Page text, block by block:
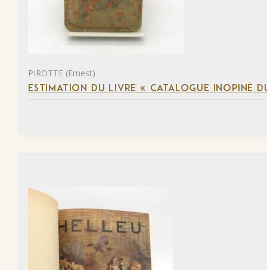
PIROTTE (Ernest)
ESTIMATION DU LIVRE « CATALOGUE INOPINÉ